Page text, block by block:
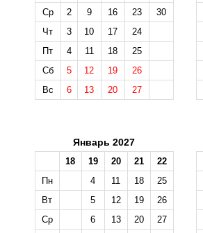
Ср
2 9 16 23
30
Чт
3 10 17
24
Пт
4 11 18
25
Сб
5 12 19
26
Вс
6 13 20 27
Январь 2027
18 19 20 21
22
Пн
4 11 18
25
Вт
5 12 19
26
Ср
6 13 20
27